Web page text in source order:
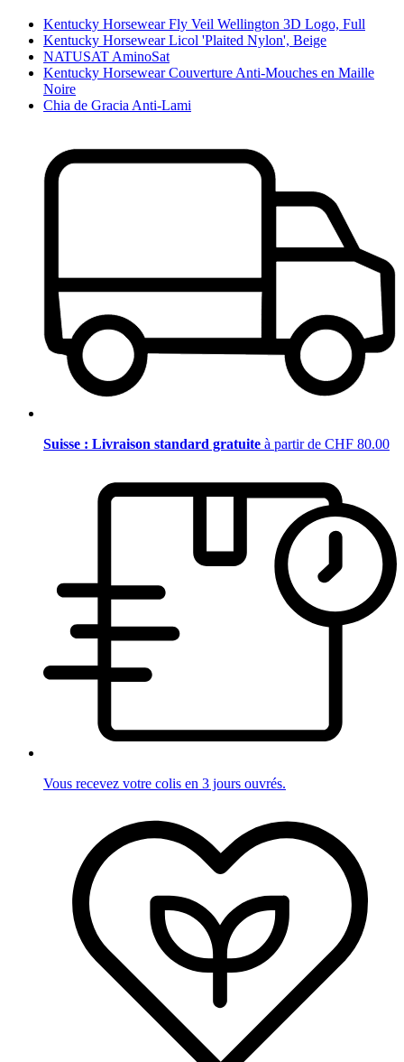
Kentucky Horsewear Fly Veil Wellington 3D Logo, Full
Kentucky Horsewear Licol 'Plaited Nylon', Beige
NATUSAT AminoSat
Kentucky Horsewear Couverture Anti-Mouches en Maille
Noire
Chia de Gracia Anti-Lami
Suisse : Livraison standard gratuite à partir de CHF 80.00
Vous recevez votre colis en 3 jours ouvrés.